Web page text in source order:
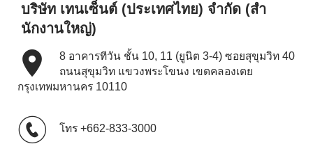
บริษัท เทนเซ็นต์ (ประเทศไทย) จํากัด (สํา
นักงานใหญ่)
8 อาคารทีวัน ชั้น 10, 11 (ยูนิต 3-4) ซอยสุขุมวิท 40
ถนนสุขุมวิท แขวงพระโขนง เขตคลองเตย
กรุงเทพมหานคร 10110
โทร +662-833-3000